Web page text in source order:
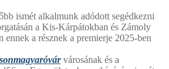
ismét alkalmunk adódott segédkezni
a Kis-Kárpátokban és Zámoly
ennek a résznek a premierje 2025-ben
városának és a